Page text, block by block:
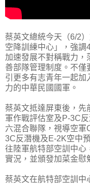
蔡英文總統今天（6/2
空降訓練中心」，強調
加速發展不對稱戰力，
善部隊管理制度。不僅
引更多有志青年一起
力的中華民國國軍。
蔡英文抵達屏東後，
軍作戰評估室及P-3C
六混合聯隊，視導空
3C反潛機及E-2K空中
往陸軍航特部空訓中心
實況，並頒發加菜金慰
蔡英文在航特部空訓中